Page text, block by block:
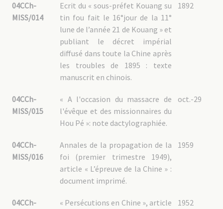
04CCh-GAL – 1.3 : Relations avec les autorités françaises
04CCh-GAL – 1.4 : Hiérarchie catholique
04CCh-GAL – 1.5 : « Vierges chrétiennes »
04CCh-GAL – 1.6 : Autres religions
04CCh-GAL – 2 : Généralités sur la Chine
04CCh-GAL – 2.1 : Empire chinois
04CCh-GAL – 2.2 : Guerre sino-japonaise
04CCh-GAL – 2.4 : Emigration chinoise
04CCh-GAL – 2.5 : Société
04CCh-
MISS/014
1892
Ecrit du « sous-préfet Kouang su
tin fou fait le 16°jour de la 11°
lune de l’année 21 de Kouang » et
publiant le décret impérial
diffusé dans toute la Chine après
les troubles de 1895 : texte
manuscrit en chinois.
04CCh-
MISS/015
oct.-29
« A l'occasion du massacre de
l'évêque et des missionnaires du
Hou Pé »: note dactylographiée.
04CCh-
MISS/016
1959
Annales de la propagation de la
foi (premier trimestre 1949),
article « L’épreuve de la Chine » :
document imprimé.
04CCh-
1952
« Persécutions en Chine », article